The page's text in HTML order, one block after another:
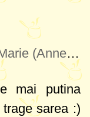
(AnneMarie170)
mai putina
sarea :)